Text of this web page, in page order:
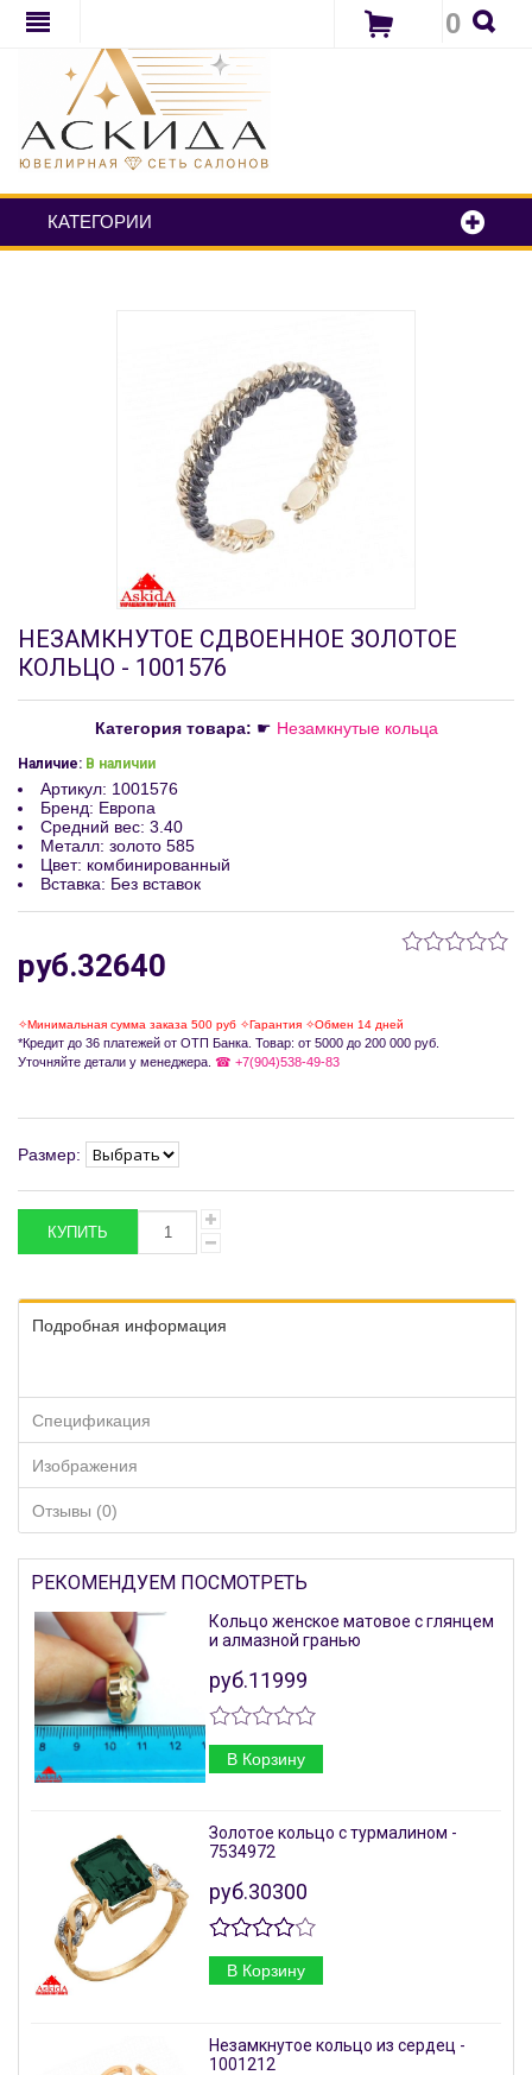
0
КАТЕГОРИИ
НЕЗАМКНУТОЕ СДВОЕННОЕ ЗОЛОТОЕ
КОЛЬЦО - 1001576
Категория товара: ☛ Незамкнутые кольца
Наличие: В наличии
Артикул: 1001576
Бренд: Европа
Средний вес: 3.40
Металл: золото 585
Цвет: комбинированный
Вставка: Без вставок
руб.32640
✧Минимальная сумма заказа 500 руб ✧Гарантия ✧Обмен 14 дней
*Кредит до 36 платежей от ОТП Банка. Товар: от 5000 до 200 000 руб.
Уточняйте детали у менеджера. ☎ +7(904)538-49-83
Размер:
Подробная информация
Спецификация
Изображения
Отзывы (0)
РЕКОМЕНДУЕМ ПОСМОТРЕТЬ
Кольцо женское матовое с глянцем
и алмазной гранью
руб.11999
В Корзину
Золотое кольцо с турмалином -
7534972
руб.30300
В Корзину
Незамкнутое кольцо из сердец -
1001212